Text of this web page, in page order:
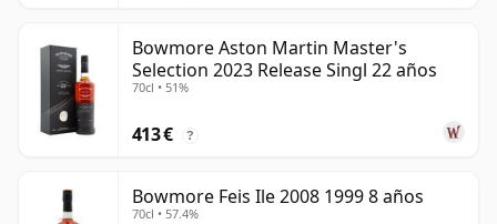
Bowmore Aston Martin Master's
Selection 2023 Release Singl 22 años
70cl • 51%
413 € ?
Bowmore Feis Ile 2008 1999 8 años
70cl • 57.4%